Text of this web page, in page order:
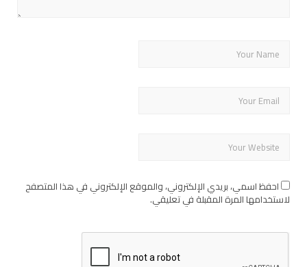
احفظ اسمي، بريدي الإلكتروني، والموقع الإلكتروني في هذا المتصفح
لاستخدامها المرة المقبلة في تعليقي.